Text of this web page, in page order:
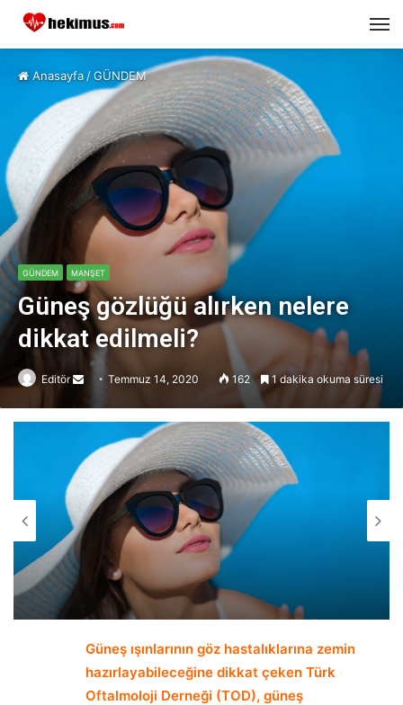
Anasayfa /GÜNDEM
GÜNDEM MANŞET
Güneş gözlüğü alırken nelere
dikkat edilmeli?
Editör
Send
email
Temmuz 14, 2020 162 1 dakika okuma süresi
Güneş ışınlarının göz hastalıklarına zemin
hazırlayabileceğine dikkat çeken Türk
Oftalmoloji Derneği (TOD), güneş